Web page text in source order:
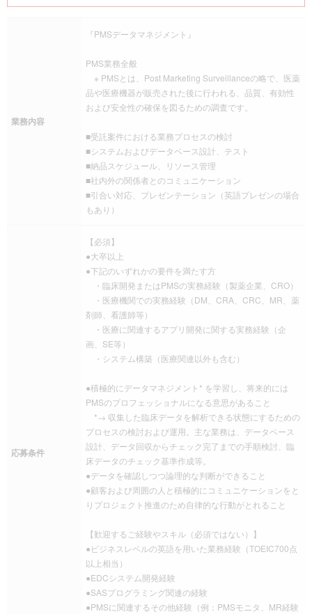
業務内容
『PMSデータマネジメント』
PMS業務全般
※ PMSとは、Post Marketing Surveillanceの略で、医薬
品や医療機器が販売された後に行われる、品質、有効性
および安全性の確保を図るための調査です。
■受託案件における業務プロセスの検討
■システムおよびデータベース設計、テスト
■納品スケジュール、リソース管理
■社内外の関係者とのコミュニケーション
■引合い対応、プレゼンテーション（英語プレゼンの場合
もあり）
応募条件
【必須】
●大卒以上
●下記のいずれかの要件を満たす方
・臨床開発またはPMSの実務経験（製薬企業、CRO）
・医療機関での実務経験（DM、CRA、CRC、MR、薬
剤師、看護師等）
・医療に関連するアプリ開発に関する実務経験（企
画、SE等）
・システム構築（医療関連以外も含む）
●積極的にデータマネジメント* を学習し、将来的には
PMSのプロフェッショナルになる意思があること
*→ 収集した臨床データを解析できる状態にするための
プロセスの検討および運用。主な業務は、データベース
設計、データ回収からチェック完了までの手順検討、臨
床データのチェック基準作成等。
●データを確認しつつ論理的な判断ができること
●顧客および周囲の人と積極的にコミュニケーションをと
りプロジェクト推進のため自律的な行動がとれること
【歓迎するご経験やスキル（必須ではない）】
●ビジネスレベルの英語を用いた業務経験（TOEIC700点
以上相当）
●EDCシステム開発経験
●SASプログラミング関連の経験
●PMSに関連するその他経験（例：PMSモニタ、MR経験